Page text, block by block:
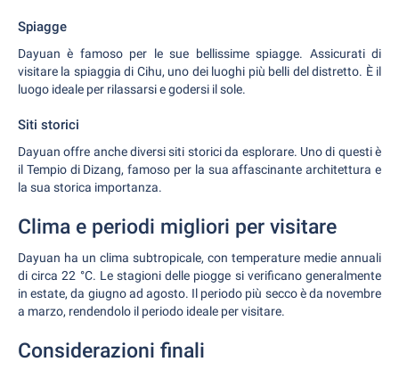
Spiagge
Dayuan è famoso per le sue bellissime spiagge. Assicurati di
visitare la spiaggia di Cihu, uno dei luoghi più belli del distretto. È il
luogo ideale per rilassarsi e godersi il sole.
Siti storici
Dayuan offre anche diversi siti storici da esplorare. Uno di questi è
il Tempio di Dizang, famoso per la sua affascinante architettura e
la sua storica importanza.
Clima e periodi migliori per visitare
Dayuan ha un clima subtropicale, con temperature medie annuali
di circa 22 °C. Le stagioni delle piogge si verificano generalmente
in estate, da giugno ad agosto. Il periodo più secco è da novembre
a marzo, rendendolo il periodo ideale per visitare.
Considerazioni finali